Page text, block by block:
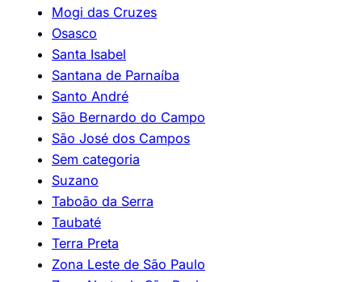
Mogi das Cruzes
Osasco
Santa Isabel
Santana de Parnaíba
Santo André
São Bernardo do Campo
São José dos Campos
Sem categoria
Suzano
Taboão da Serra
Taubaté
Terra Preta
Zona Leste de São Paulo